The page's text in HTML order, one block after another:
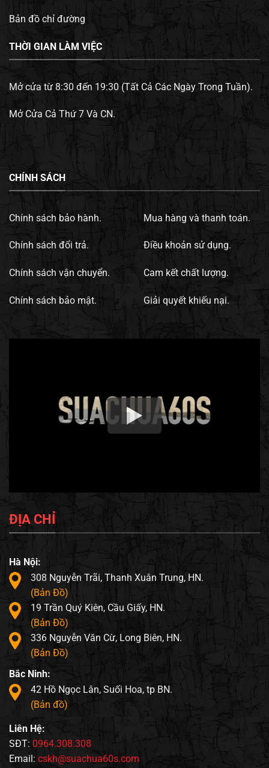
Bản đồ chỉ đường
THỜI GIAN LÀM VIỆC
Mở cửa từ 8:30 đến 19:30 (Tất Cả Các Ngày Trong Tuần).
Mở Cửa Cả Thứ 7 Và CN.
CHÍNH SÁCH
Chính sách bảo hành.
Chính sách đổi trả.
Chính sách vận chuyển.
Chính sách bảo mật.
Mua hàng và thanh toán.
Điều khoản sử dụng.
Cam kết chất lượng.
Giải quyết khiếu nại.
ĐỊA CHỈ
Hà Nội:
308 Nguyễn Trãi, Thanh Xuân Trung, HN.
(Bản Đồ)
19 Trần Quý Kiên, Cầu Giấy, HN.
(Bản Đồ)
336 Nguyễn Văn Cừ, Long Biên, HN.
(Bản Đồ)
Bắc Ninh:
42 Hồ Ngọc Lân, Suối Hoa, tp BN.
(Bản đồ)
Liên Hệ:
SĐT: 0964.308.308
Email: cskh@suachua60s.com